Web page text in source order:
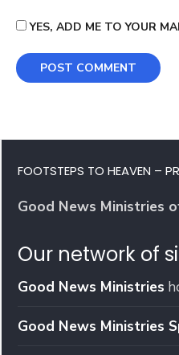
YES, ADD ME TO YOUR
FOOTSTEPS TO HEAVEN –
Good News Ministries
Our network of
Good News Ministries
Good News Ministries